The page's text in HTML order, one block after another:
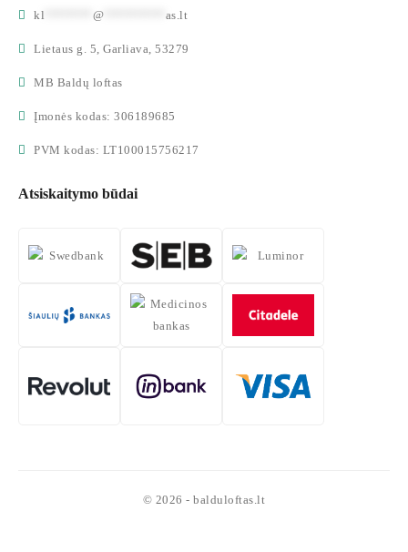
kl @ as.lt
Lietaus g. 5, Garliava, 53279
MB Baldų loftas
Įmonės kodas: 306189685
PVM kodas: LT100015756217
Atsiskaitymo būdai
© 2026 - balduloftas.lt